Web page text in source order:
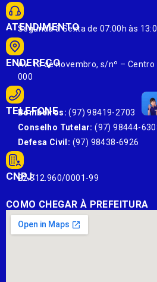
ATENDIMENTO
Segunda à Sexta de 07:00h às
ENDEREÇO
Av. 13 de novembro, s/nº – Centro
000
TELEFONE
Bombeiros: (97) 98419-2703
Conselho Tutelar: (97) 98444-
Defesa Civil: (97) 98438-6926
CNPJ:
22.812.960/0001-99
COMO CHEGAR À PREFEITURA